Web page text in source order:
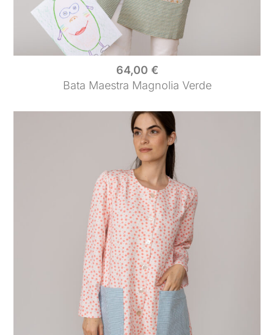
64,00 €
Bata Maestra Magnolia Verde